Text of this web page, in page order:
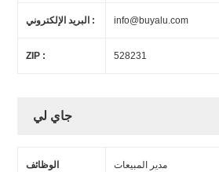
البريد الإلكتروني : info@buyalu.com
ZIP : 528231
جاي لي
الوظائف مدير المبيعات